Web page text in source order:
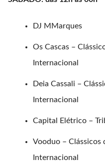
DJ MMarques⁣
Os Cascas –
Internacional ⁣
Deia Cassali –
Internacional ⁣
Capital Elétrico –
Vooduo – Clássicos
Internacional ⁣